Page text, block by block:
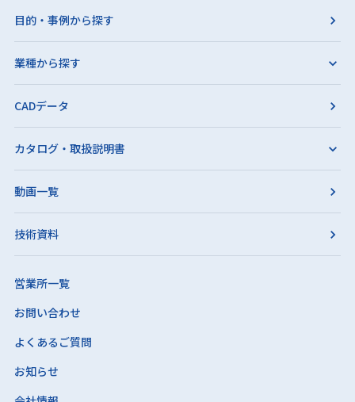
目的・事例から探す
業種から探す
CADデータ
カタログ・取扱説明書
動画一覧
技術資料
営業所一覧
お問い合わせ
よくあるご質問
お知らせ